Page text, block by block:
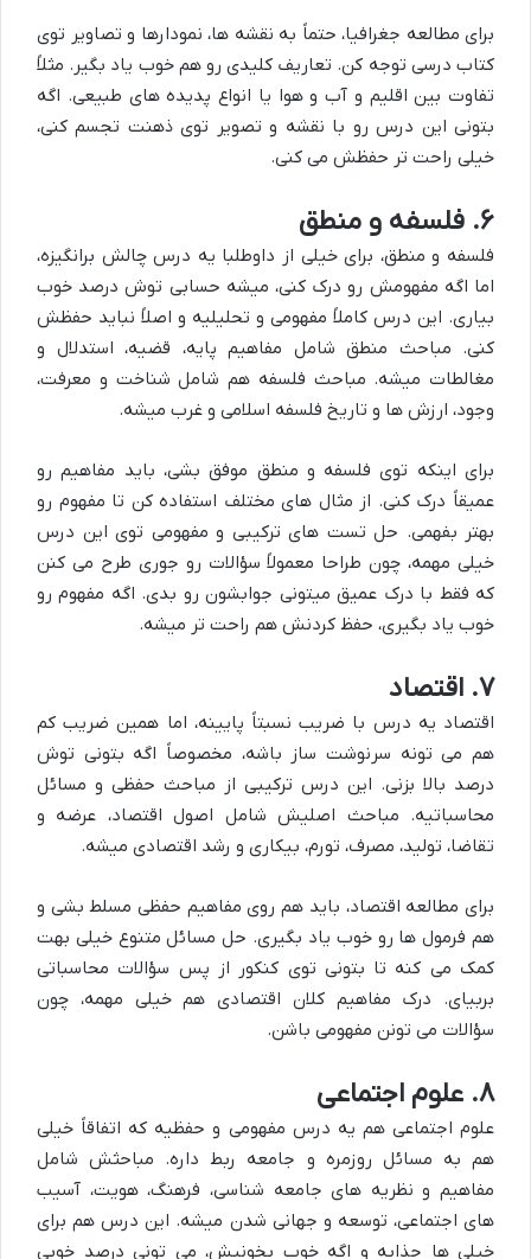
برای مطالعه جغرافیا، حتماً به نقشه ها، نمودارها و تصاویر توی
کتاب درسی توجه کن. تعاریف کلیدی رو هم خوب یاد بگیر. مثلاً
تفاوت بین اقلیم و آب و هوا یا انواع پدیده های طبیعی. اگه
بتونی این درس رو با نقشه و تصویر توی ذهنت تجسم کنی،
خیلی راحت تر حفظش می کنی.
۶. فلسفه و منطق
فلسفه و منطق، برای خیلی از داوطلبا یه درس چالش برانگیزه،
اما اگه مفهومش رو درک کنی، میشه حسابی توش درصد خوب
بیاری. این درس کاملاً مفهومی و تحلیلیه و اصلاً نباید حفظش
کنی. مباحث منطق شامل مفاهیم پایه، قضیه، استدلال و
مغالطات میشه. مباحث فلسفه هم شامل شناخت و معرفت،
وجود، ارزش ها و تاریخ فلسفه اسلامی و غرب میشه.
برای اینکه توی فلسفه و منطق موفق بشی، باید مفاهیم رو
عمیقاً درک کنی. از مثال های مختلف استفاده کن تا مفهوم رو
بهتر بفهمی. حل تست های ترکیبی و مفهومی توی این درس
خیلی مهمه، چون طراحا معمولاً سؤالات رو جوری طرح می کنن
که فقط با درک عمیق میتونی جوابشون رو بدی. اگه مفهوم رو
خوب یاد بگیری، حفظ کردنش هم راحت تر میشه.
۷. اقتصاد
اقتصاد یه درس با ضریب نسبتاً پایینه، اما همین ضریب کم
هم می تونه سرنوشت ساز باشه، مخصوصاً اگه بتونی توش
درصد بالا بزنی. این درس ترکیبی از مباحث حفظی و مسائل
محاسباتیه. مباحث اصلیش شامل اصول اقتصاد، عرضه و
تقاضا، تولید، مصرف، تورم، بیکاری و رشد اقتصادی میشه.
برای مطالعه اقتصاد، باید هم روی مفاهیم حفظی مسلط بشی و
هم فرمول ها رو خوب یاد بگیری. حل مسائل متنوع خیلی بهت
کمک می کنه تا بتونی توی کنکور از پس سؤالات محاسباتی
بربیای. درک مفاهیم کلان اقتصادی هم خیلی مهمه، چون
سؤالات می تونن مفهومی باشن.
۸. علوم اجتماعی
علوم اجتماعی هم یه درس مفهومی و حفظیه که اتفاقاً خیلی
هم به مسائل روزمره و جامعه ربط داره. مباحثش شامل
مفاهیم و نظریه های جامعه شناسی، فرهنگ، هویت، آسیب
های اجتماعی، توسعه و جهانی شدن میشه. این درس هم برای
خیلی ها جذابه و اگه خوب بخونیش، می تونی درصد خوبی